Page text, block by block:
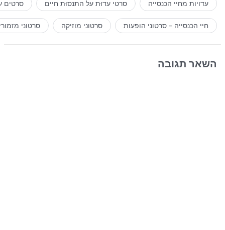
עדויות מחיי הכנסייה סרטי עדוּת על התנסוּת חיים סרטים
חיי הכנסייה – סרטוני הופעות סרטוני מוזיקה סרטוני
השאר תגובה